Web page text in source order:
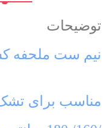
توضیحات
نیم ست ملحفه